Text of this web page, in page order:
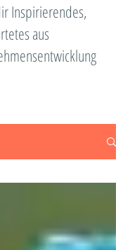
Inspirierendes,
aus